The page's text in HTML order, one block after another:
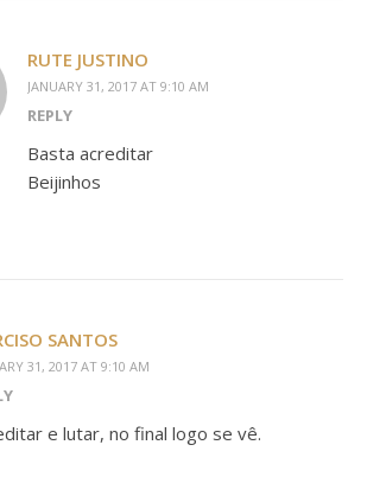
RUTE JUSTINO
JANUARY 31, 2017 AT 9:10 AM
REPLY
Basta acreditar
Beijinhos
SANTOS
31, 2017 AT 9:10 AM
e lutar, no final logo se vê.